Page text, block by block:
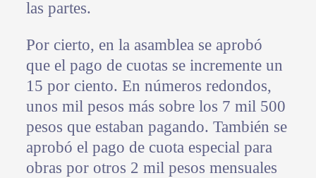
las partes.
Por cierto, en la asamblea se aprobó
que el pago de cuotas se incremente un
15 por ciento. En números redondos,
unos mil pesos más sobre los 7 mil 500
pesos que estaban pagando. También se
aprobó el pago de cuota especial para
obras por otros 2 mil pesos mensuales